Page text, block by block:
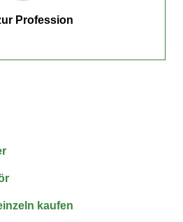
Pro­fession
kaufen